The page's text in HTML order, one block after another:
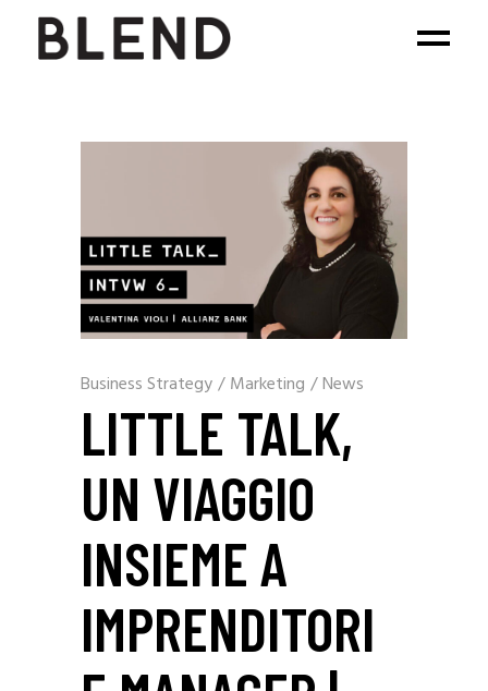
Business Strategy/ Marketing /News
LITTLE TALK,
UN VIAGGIO
INSIEME A
IMPRENDITORI